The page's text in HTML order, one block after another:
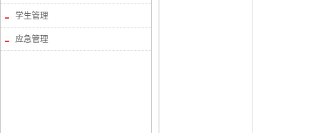
学生管理
应急管理